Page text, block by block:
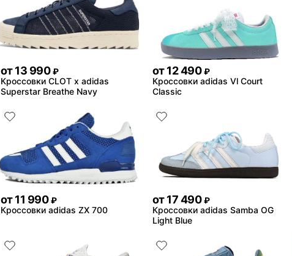
от13 990 ₽
Кроссовки CLOT x adidas
Superstar Breathe Navy
от12 490 ₽
Кроссовки adidas Vl Court
Classic
от11 990 ₽
Кроссовки adidas ZX 700
от17 490 ₽
Кроссовки adidas Samba OG
Light Blue